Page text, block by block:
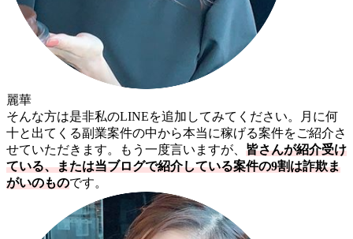
麗華
そんな方は是非私のLINEを追加してみてください。月に何
十と出てくる副業案件の中から本当に稼げる案件をご紹介さ
せていただきます。もう一度言いますが、 皆さんが紹介受け
ている、または当ブログで紹介している案件の9割は詐欺ま
がいのものです。